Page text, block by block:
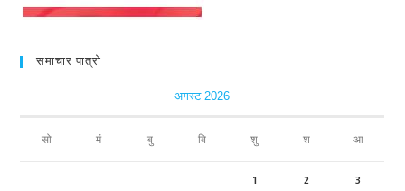
समाचार पात्रो
अगस्ट 2026
सो मं बु बि शु श आ
1 2
3